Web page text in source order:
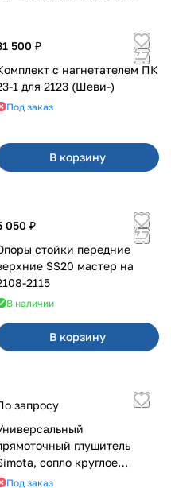
500 ₽
с нагнетателем ПК
1 для 2123 (Шеви-)
Под заказ
В корзину
050 ₽
стойки передние
SS20 мастер на
2115
В наличии
В корзину
запросу
глушитель
сопло круглое
Под заказ